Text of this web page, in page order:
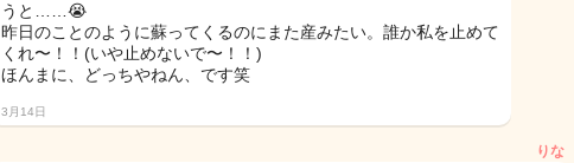
うと……😭
昨日のことのように蘇ってくるのにまた産みたい。誰か私を止めて
くれ〜！！(いや止めないで〜！！)
ほんまに、どっちやねん、です笑
3月14日
りな